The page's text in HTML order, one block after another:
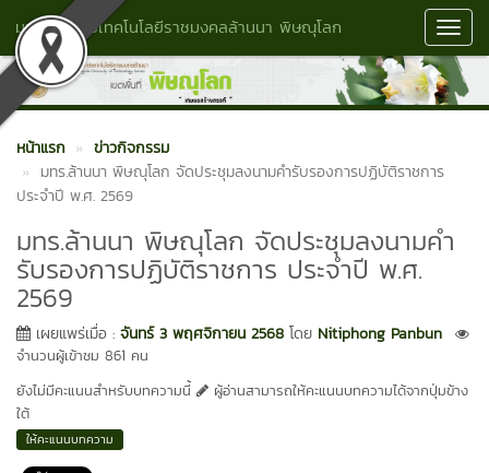
มหาวิทยาลัยเทคโนโลยีราชมงคลล้านนา พิษณุโลก
หน้าแรก
ข่าวกิจกรรม
มทร.ล้านนา พิษณุโลก จัดประชุมลงนามคำรับรองการปฏิบัติราชการ
ประจำปี พ.ศ. 2569
มทร.ล้านนา พิษณุโลก จัดประชุมลงนามคำ
รับรองการปฏิบัติราชการ ประจำปี พ.ศ.
2569
เผยแพร่เมื่อ : จันทร์ 3 พฤศจิกายน 2568 โดย Nitiphong Panbun
จำนวนผู้เข้าชม 861 คน
ยังไม่มีคะแนนสำหรับบทความนี้
ผู้อ่านสามารถให้คะแนนบทความได้จากปุ่มข้าง
ใต้
ให้คะแนนบทความ